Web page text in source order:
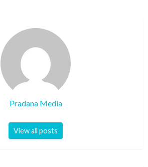
Pradana Media
View all posts